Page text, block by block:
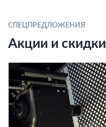
СПЕЦПРЕДЛОЖЕНИЯ
Акции и скидки